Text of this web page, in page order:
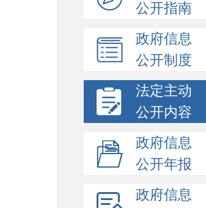
公开指南
政府信息
公开制度
法定主动
公开内容
政府信息
公开年报
政府信息